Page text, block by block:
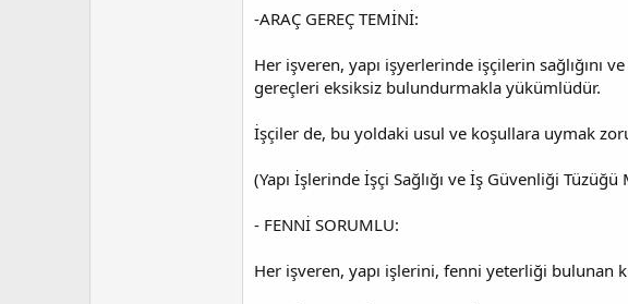
-ARAÇ GEREÇ TEMİNİ:
Her işveren, yapı işyerlerinde işçilerin
gereçleri eksiksiz bulundurmakla yükümlüdür.
İşçiler de, bu yoldaki usul ve koşullara uymak
(Yapı İşlerinde İşçi Sağlığı ve İş Güvenliği Tüzüğü
- FENNİ SORUMLU:
Her işveren, yapı işlerini, fenni yeterliği bulunan